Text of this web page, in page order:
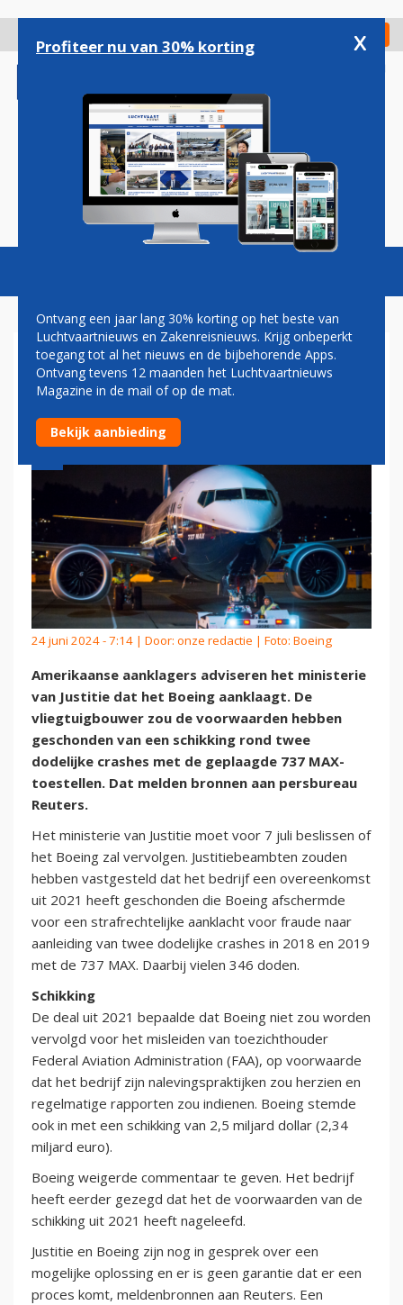
gaan
Check in
Magazine Podcasts Vacatures
AANKLAGERS VS WILLEN
BOEING VOOR DE RECHTER
24 juni 2024 - 7:14 | Door: onze redactie | Foto: Boeing
Amerikaanse aanklagers adviseren het ministerie
van Justitie dat het Boeing aanklaagt. De
vliegtuigbouwer zou de voorwaarden hebben
geschonden van een schikking rond twee
dodelijke crashes met de geplaagde 737 MAX-
toestellen. Dat melden bronnen aan persbureau
Reuters.
Het ministerie van Justitie moet voor 7 juli beslissen of
het Boeing zal vervolgen. Justitiebeambten zouden
hebben vastgesteld dat het bedrijf een overeenkomst
uit 2021 heeft geschonden die Boeing afschermde
voor een strafrechtelijke aanklacht voor fraude naar
aanleiding van twee dodelijke crashes in 2018 en 2019
met de 737 MAX. Daarbij vielen 346 doden.
Schikking
De deal uit 2021 bepaalde dat Boeing niet zou worden
vervolgd voor het misleiden van toezichthouder
Federal Aviation Administration (FAA), op voorwaarde
dat het bedrijf zijn nalevingspraktijken zou herzien en
regelmatige rapporten zou indienen. Boeing stemde
ook in met een schikking van 2,5 miljard dollar (2,34
miljard euro).
Boeing weigerde commentaar te geven. Het bedrijf
heeft eerder gezegd dat het de voorwaarden van de
schikking uit 2021 heeft nageleefd.
Justitie en Boeing zijn nog in gesprek over een
mogelijke oplossing en er is geen garantie dat er een
proces komt, meldenbronnen aan Reuters. Een
Profiteer nu van 30% korting x
Ontvang een jaar lang 30% korting op het beste van
Luchtvaartnieuws en Zakenreisnieuws. Krijg onbeperkt
toegang tot al het nieuws en de bijbehorende Apps.
Ontvang tevens 12 maanden het Luchtvaartnieuws
Magazine in de mail of op de mat.
Bekijk aanbieding